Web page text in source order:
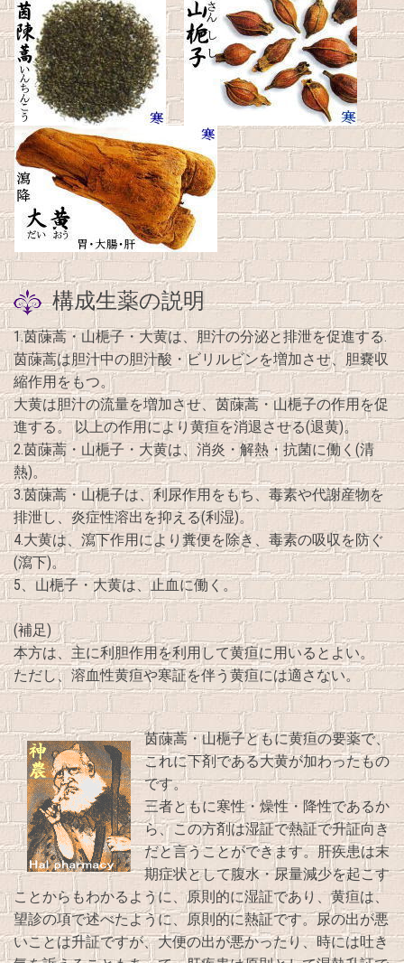
構成生薬の説明
1.茵蔯蒿・山梔子・大黄は、胆汁の分泌と排泄を促進する.
茵蔯蒿は胆汁中の胆汁酸・ビリルビンを増加させ、胆嚢収
縮作用をもつ。
大黄は胆汁の流量を増加させ、茵蔯蒿・山梔子の作用を促
進する。 以上の作用により黄疸を消退させる(退黄)。
2.茵蔯蒿・山梔子・大黄は、消炎・解熱・抗菌に働く(清
熱)。
3.茵蔯蒿・山梔子は、利尿作用をもち、毒素や代謝産物を
排泄し、炎症性溶出を抑える(利湿)。
4.大黄は、瀉下作用により糞便を除き、毒素の吸収を防ぐ
(瀉下)。
5、山梔子・大黄は、止血に働く。
(補足)
本方は、主に利胆作用を利用して黄疸に用いるとよい。
ただし、溶血性黄疸や寒証を伴う黄疸には適さない。
茵蔯蒿・山梔子ともに黄疸の要薬で、
これに下剤である大黄が加わったもの
です。
三者ともに寒性・燥性・降性であるか
ら、この方剤は湿証で熱証で升証向き
だと言うことができます。肝疾患は末
期症状として腹水・尿量減少を起こす
ことからもわかるように、原則的に湿証であり、黄疸は、
望診の項で述べたように、原則的に熱証です。尿の出が悪
いことは升証ですが、大便の出が悪かったり、時には吐き